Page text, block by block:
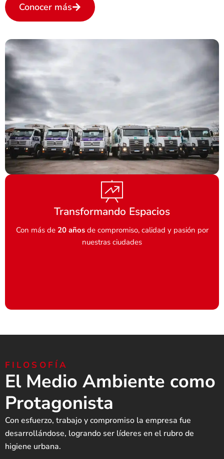
Conocer más
Transformando Espacios
Con más de 20 añosde compromiso, calidad y pasión por
nuestras ciudades
FILOSOFÍA
El Medio Ambiente como
Protagonista
Con esfuerzo, trabajo y compromiso la empresa fue
desarrollándose, logrando ser líderes en el rubro de
higiene urbana.